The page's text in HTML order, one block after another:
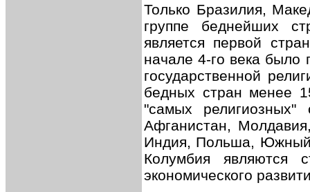
Только Бразилия,
группе беднейших
является первой
начале 4-го века было
государственной
бедных стран менее
"самых религиозных"
Афганистан,
Индия, Польша,
Колумбия являются
экономического